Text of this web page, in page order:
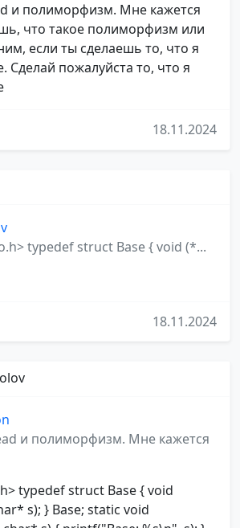
и полиморфизм. Мне кажется
что такое полиморфизм или
если ты сделаешь то, что я
Сделай пожалуйста то, что я
18.11.2024
typedef struct Base { void (*...
18.11.2024
и полиморфизм. Мне кажется
typedef struct Base { void
s); } Base; static void